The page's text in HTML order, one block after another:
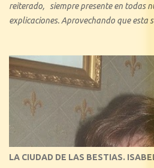
reiterado, siempre presente en todas
explicaciones. Aprovechando que esta
de la historia de la Literatura. Con 1º de
tratado minuciosamente el amor cortés
consecuencia, hemos visto el amor
caballerías y novelas sentimentales,
la atención, ya que en pequeños
amor actual. En este blog
LA CIUDAD DE LAS BESTIAS.